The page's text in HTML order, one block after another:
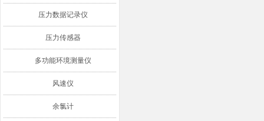
压力数据记录仪
压力传感器
多功能环境测量仪
风速仪
余氯计